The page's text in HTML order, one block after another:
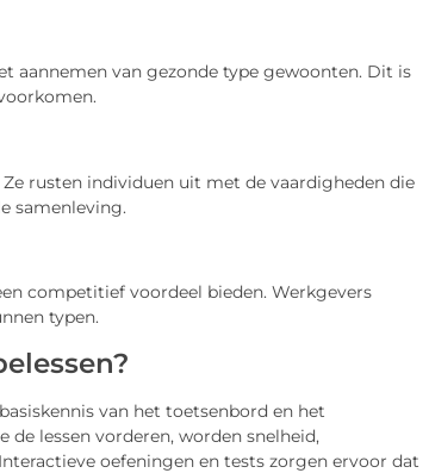
aannemen van gezonde type gewoonten. Dit is
rusten individuen uit met de vaardigheden die
samenleving.
competitief voordeel bieden. Werkgevers
typen.
van het toetsenbord en het
lessen vorderen, worden snelheid,
oefeningen en tests zorgen ervoor dat